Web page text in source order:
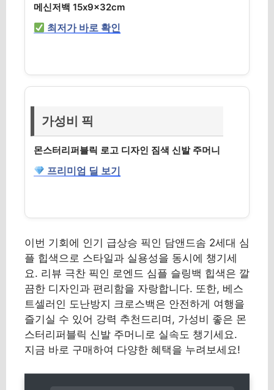
메신저백 15x9x32cm
최저가 바로 확인
가성비 픽
몬스터리퍼블릭 로고 디자인 짐색 신발 주머니
프리미엄 딜 보기
이번 기회에 인기 급상승 픽인 담앤드솜 2세대 심
플 힙색으로 스타일과 실용성을 동시에 챙기세
요. 리뷰 극찬 픽인 로엔드 심플 슬링백 힙색은 깔
끔한 디자인과 편리함을 자랑합니다. 또한, 베스
트셀러인 도난방지 크로스백은 안전하게 여행을
즐기실 수 있어 강력 추천드리며, 가성비 좋은 몬
스터리퍼블릭 신발 주머니로 실속도 챙기세요.
지금 바로 구매하여 다양한 혜택을 누려보세요!